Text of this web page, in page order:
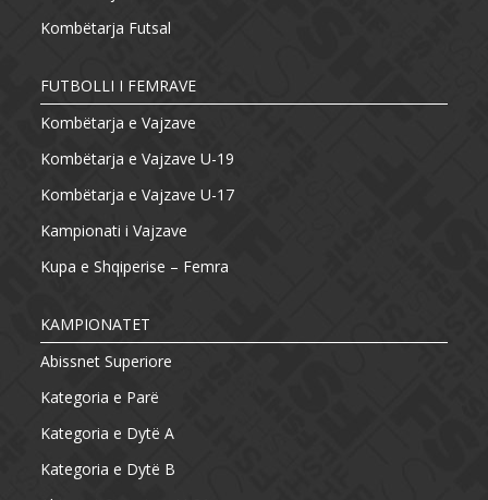
Kombëtarja Futsal
FUTBOLLI I FEMRAVE
Kombëtarja e Vajzave
Kombëtarja e Vajzave U-19
Kombëtarja e Vajzave U-17
Kampionati i Vajzave
Kupa e Shqiperise – Femra
KAMPIONATET
Abissnet Superiore
Kategoria e Parë
Kategoria e Dytë A
Kategoria e Dytë B